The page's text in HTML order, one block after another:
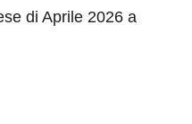
di Aprile 2026 a